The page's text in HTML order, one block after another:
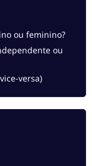
ou feminino?
ou
versa)